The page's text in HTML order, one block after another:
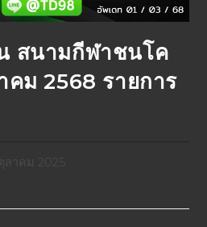
สนามกีฬาชนโค
ม 2568 รายการ